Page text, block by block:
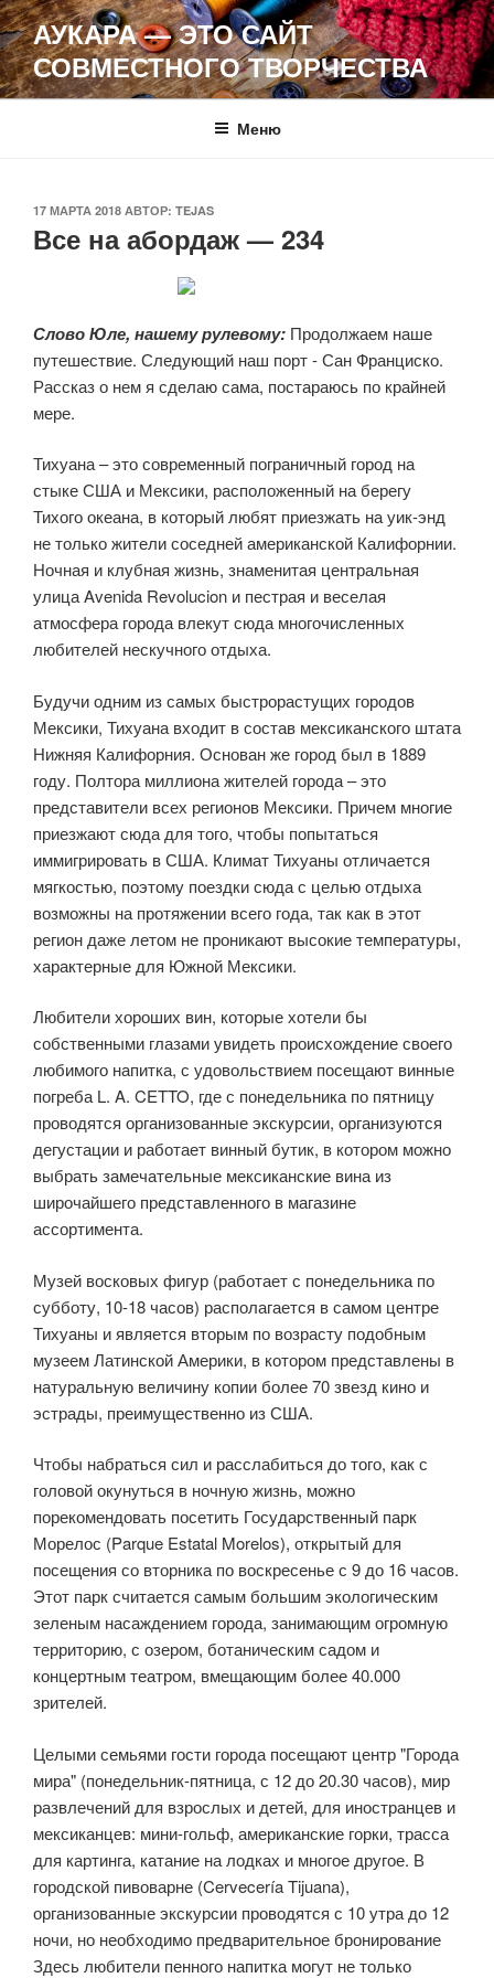
Перейти
к
содержимому
АУКАРА — ЭТО САЙТ
СОВМЕСТНОГО ТВОРЧЕСТВА
Меню
ОПУБЛИКОВАНО
17 МАРТА 2018 АВТОР: TEJAS
Все на абордаж — 234
Слово Юле, нашему рулевому: Продолжаем наше
путешествие. Следующий наш порт - Сан Франциско.
Рассказ о нем я сделаю сама, постараюсь по крайней
мере.
Тихуана – это современный пограничный город на
стыке США и Мексики, расположенный на берегу
Тихого океана, в который любят приезжать на уик-энд
не только жители соседней американской Калифорнии.
Ночная и клубная жизнь, знаменитая центральная
улица Avenida Revolucion и пестрая и веселая
атмосфера города влекут сюда многочисленных
любителей нескучного отдыха.
Будучи одним из самых быстрорастущих городов
Мексики, Тихуана входит в состав мексиканского штата
Нижняя Калифорния. Основан же город был в 1889
году. Полтора миллиона жителей города – это
представители всех регионов Мексики. Причем многие
приезжают сюда для того, чтобы попытаться
иммигрировать в США. Климат Тихуаны отличается
мягкостью, поэтому поездки сюда с целью отдыха
возможны на протяжении всего года, так как в этот
регион даже летом не проникают высокие температуры,
характерные для Южной Мексики.
Любители хороших вин, которые хотели бы
собственными глазами увидеть происхождение своего
любимого напитка, с удовольствием посещают винные
погреба L. A. CETTO, где с понедельника по пятницу
проводятся организованные экскурсии, организуются
дегустации и работает винный бутик, в котором можно
выбрать замечательные мексиканские вина из
широчайшего представленного в магазине
ассортимента.
Музей восковых фигур (работает с понедельника по
субботу, 10-18 часов) располагается в самом центре
Тихуаны и является вторым по возрасту подобным
музеем Латинской Америки, в котором представлены в
натуральную величину копии более 70 звезд кино и
эстрады, преимущественно из США.
Чтобы набраться сил и расслабиться до того, как с
головой окунуться в ночную жизнь, можно
порекомендовать посетить Государственный парк
Морелос (Parque Estatal Morelos), открытый для
посещения со вторника по воскресенье с 9 до 16 часов.
Этот парк считается самым большим экологическим
зеленым насаждением города, занимающим огромную
территорию, с озером, ботаническим садом и
концертным театром, вмещающим более 40.000
зрителей.
Целыми семьями гости города посещают центр "Города
мира" (понедельник-пятница, с 12 до 20.30 часов), мир
развлечений для взрослых и детей, для иностранцев и
мексиканцев: мини-гольф, американские горки, трасса
для картинга, катание на лодках и многое другое. В
городской пивоварне (Cervecería Tijuana),
организованные экскурсии проводятся с 10 утра до 12
ночи, но необходимо предварительное бронирование
Здесь любители пенного напитка могут не только